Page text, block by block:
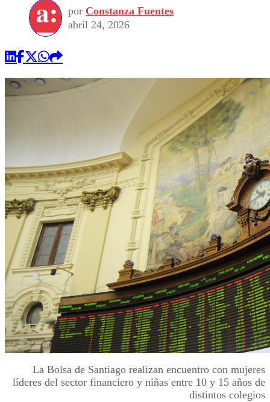
Seleccion Chilena
Torneo Internacional
Universidad de Chile
Economía
Internacional
Sustentabilidad
Publicaciones en medios
Opinión
por Constanza Fuentes
abril 24, 2026
La Bolsa de Santiago realizan encuentro con mujeres
líderes del sector financiero y niñas entre 10 y 15 años de
distintos colegios